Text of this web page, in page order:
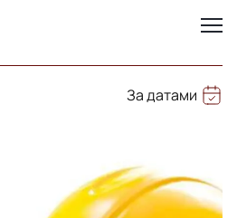
За датами